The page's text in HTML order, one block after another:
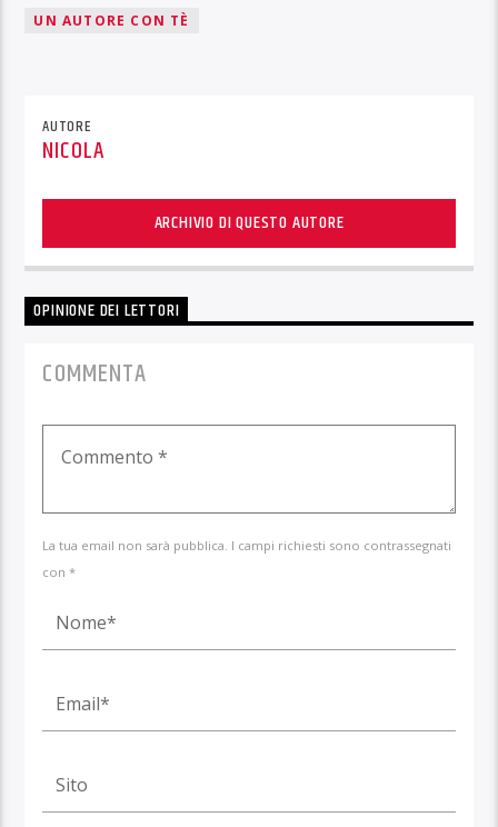
UN AUTORE CON TÈ
AUTORE
NICOLA
ARCHIVIO DI QUESTO AUTORE
OPINIONE DEI LETTORI
COMMENTA
La tua email non sarà pubblica. I campi richiesti sono contrassegnati
con *